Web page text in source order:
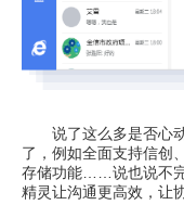
说了这么多是否心动
了，例如全面支持信创
存储功能……说也说不
精灵让沟通更高效，让